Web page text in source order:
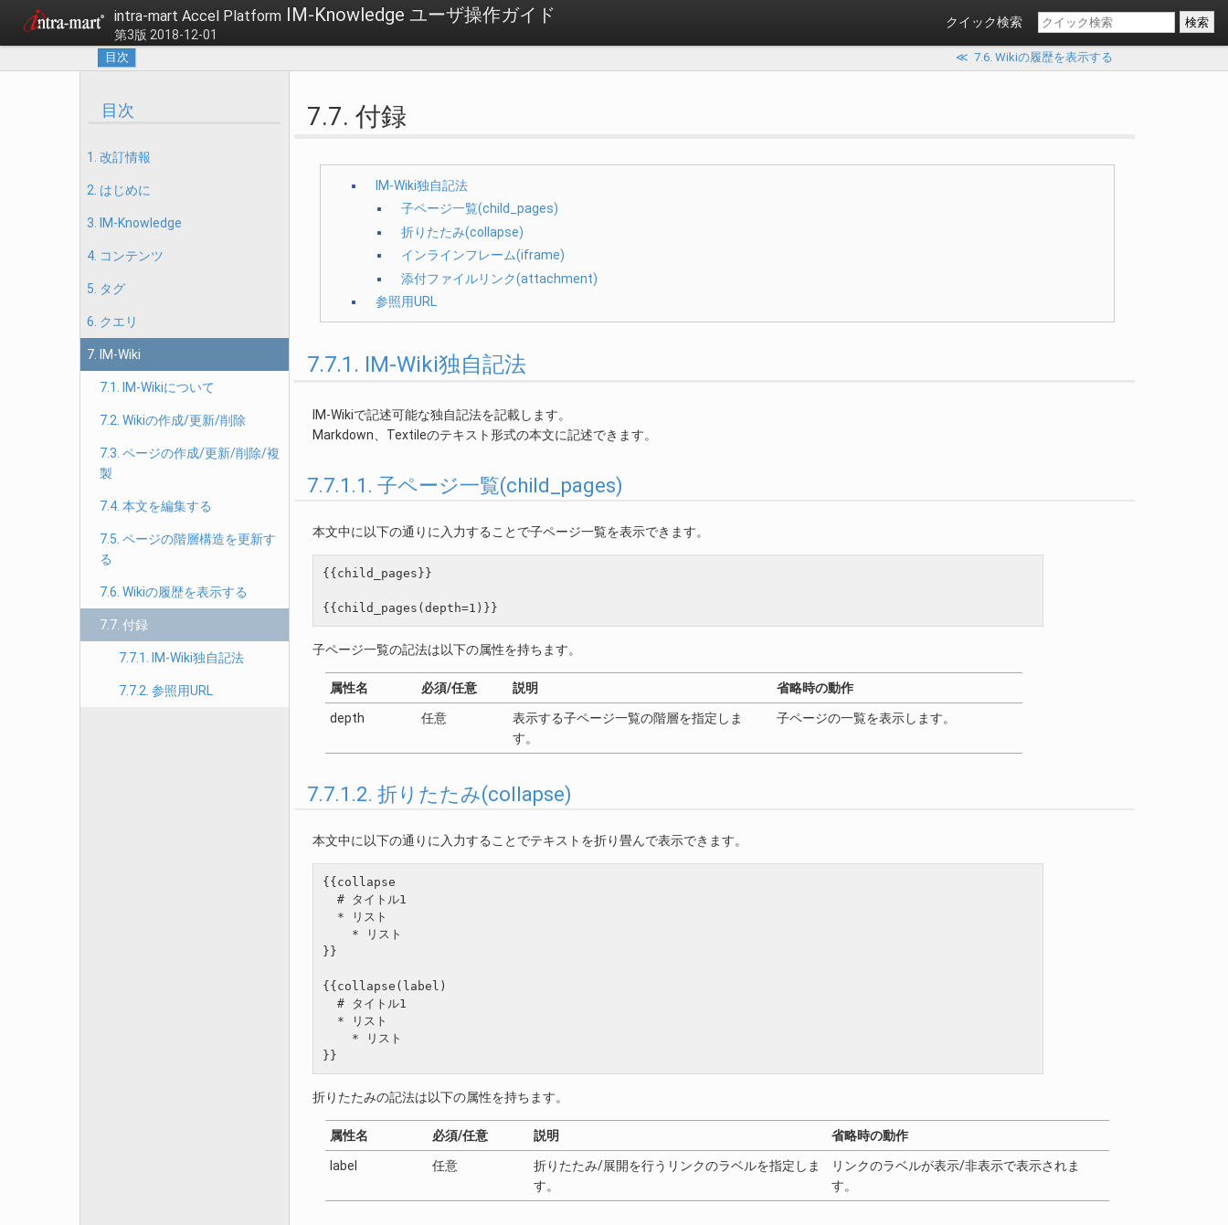
intra-mart Accel Platform IM-Knowledge ユーザ操作ガイド
第3版 2018-12-01
クイック検索
目次 ≪ 7.6. Wikiの履歴を表示する
目次
1. 改訂情報
2. はじめに
3. IM-Knowledge
4. コンテンツ
5. タグ
6. クエリ
7. IM-Wiki
7.1. IM-Wikiについて
7.2. Wikiの作成/更新/削除
7.3. ページの作成/更新/削除/複
製
7.4. 本文を編集する
7.5. ページの階層構造を更新す
る
7.6. Wikiの履歴を表示する
7.7. 付録
7.7.1. IM-Wiki独自記法
7.7.2. 参照用URL
7.7. 付録
IM-Wiki独自記法
子ページ一覧(child_pages)
折りたたみ(collapse)
インラインフレーム(iframe)
添付ファイルリンク(attachment)
参照用URL
7.7.1. IM-Wiki独自記法
IM-Wikiで記述可能な独自記法を記載します。
Markdown、Textileのテキスト形式の本文に記述できます。
7.7.1.1. 子ページ一覧(child_pages)
本文中に以下の通りに入力することで子ページ一覧を表示できます。
{{child_pages}}
子ページ一覧の記法は以下の属性を持ちます。
属性名 必須/任意 説明 省略時の動作
depth 任意
表示する子ページ一覧の階層を指定しま
す。
子ページの一覧を表示します。
7.7.1.2. 折りたたみ(collapse)
本文中に以下の通りに入力することでテキストを折り畳んで表示できます。
{{collapse
  # タイトル1
  * リスト
    * リスト
}}
{{collapse(label)
  # タイトル1
  * リスト
    * リスト
折りたたみの記法は以下の属性を持ちます。
属性名 必須/任意 説明 省略時の動作
label 任意
折りたたみ/展開を行うリンクのラベルを指定しま
す。
リンクのラベルが表示/非表示で表示されま
す。